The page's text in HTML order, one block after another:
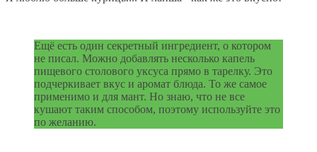
Ещё есть один секретный ингредиент, о котором
не писал. Можно добавлять несколько капель
пищевого столового уксуса прямо в тарелку. Это
подчеркивает вкус и аромат блюда. То же самое
применимо и для мант. Но знаю, что не все
кушают таким способом, поэтому используйте это
по желанию.